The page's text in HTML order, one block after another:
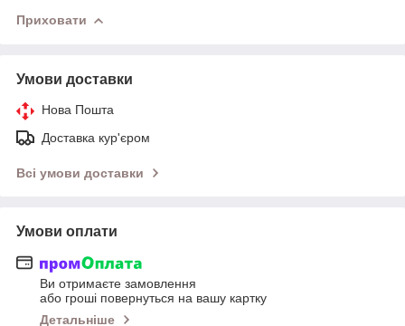
Приховати
Умови доставки
Нова Пошта
Доставка кур'єром
Всі умови доставки
Умови оплати
Ви отримаєте замовлення
або гроші повернуться на вашу картку
Детальніше